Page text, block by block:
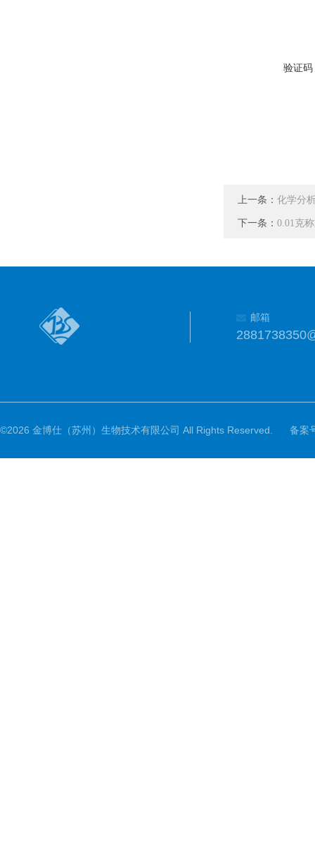
验证码
上一条： 化学分
下一条： 0.01克
邮箱
©2026 金博仕（苏州）生物技术有限公司 All Rights Reserved. 备案